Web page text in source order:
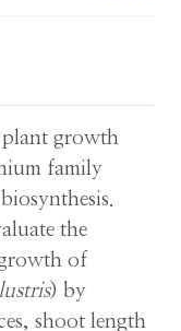
growth
family
the
of
) by
shoot length